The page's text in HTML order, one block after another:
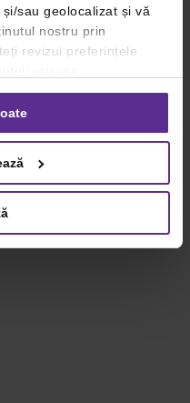
sau geolocalizat și vă
nostru prin
revizui preferințele
click pe linkul către
Detalii